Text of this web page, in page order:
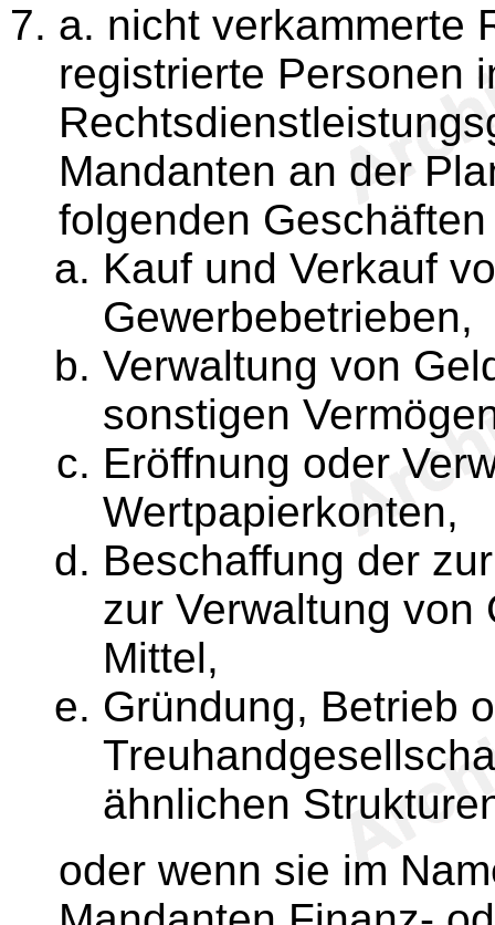
a. nicht verkammerte
registrierte Personen
Mandanten an der
folgenden
Kauf und Verkauf
Gewerbebetrieben,
Verwaltung von
sonstigen
Eröffnung oder
Wertpapierkonten,
Beschaffung der
zur Verwaltung von
Mittel,
Gründung, Betrieb
ähnlichen
oder wenn sie im